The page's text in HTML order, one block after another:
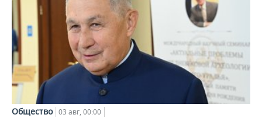
Общество 03 авг, 00:00